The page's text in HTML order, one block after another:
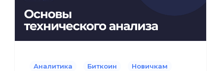
Аналитика Биткоин Новичкам